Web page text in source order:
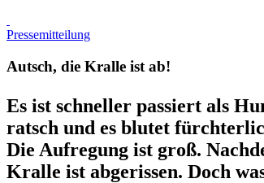
Pressemitteilung
Autsch, die Kralle ist ab!
Es ist schneller passiert als
ratsch und es blutet
Die Aufregung ist groß.
Kralle ist abgerissen. Doch